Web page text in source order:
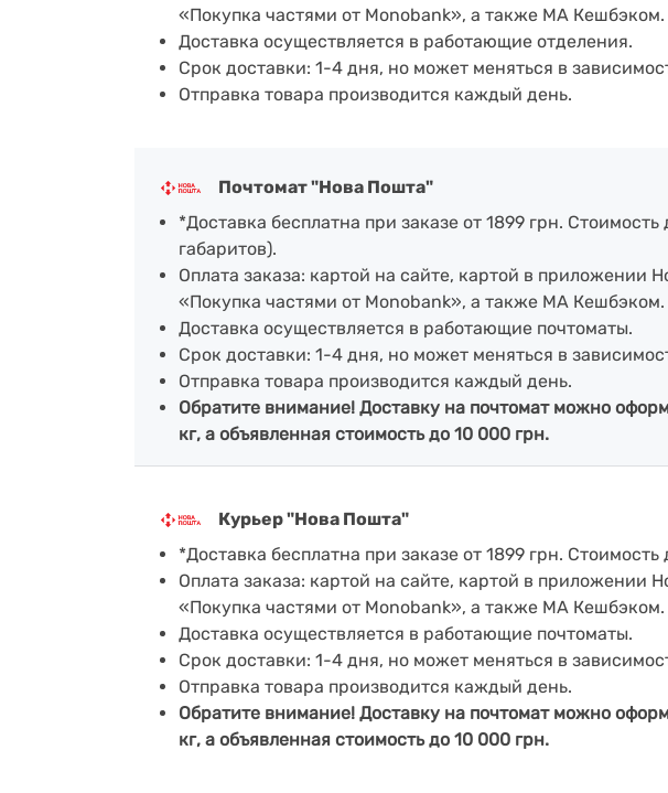
«Покупка частями от Monobank», а также МА Кешбэком.
Доставка осуществляется в работающие отделения.
Срок доставки: 1-4 дня, но может меняться в
Отправка товара производится каждый день.
Почтомат "Нова Пошта"
*Доставка бесплатна при заказе от 1899 грн.
габаритов).
Оплата заказа: картой на сайте, картой в
«Покупка частями от Monobank», а также МА Кешбэком.
Доставка осуществляется в работающие почтоматы.
Срок доставки: 1-4 дня, но может меняться в
Отправка товара производится каждый день.
Обратите внимание! Доставку на почтомат можно
кг, а объявленная стоимость до 10 000 грн.
Курьер "Нова Пошта"
*Доставка бесплатна при заказе от 1899 грн.
Оплата заказа: картой на сайте, картой в
«Покупка частями от Monobank», а также МА Кешбэком.
Доставка осуществляется в работающие почтоматы.
Срок доставки: 1-4 дня, но может меняться в
Отправка товара производится каждый день.
Обратите внимание! Доставку на почтомат можно
кг, а объявленная стоимость до 10 000 грн.